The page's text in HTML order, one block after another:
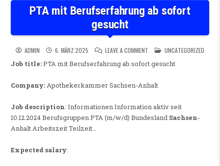
PTA mit Berufserfahrung ab sofort
gesucht
ADMIN 6. MÄRZ 2025 LEAVE A COMMENT ON PTA MITPOSTED IN
UNCATEGORIZED
Job title:PTA mit Berufserfahrung ab sofort gesucht
Company:Apothekerkammer Sachsen-Anhalt
Job description: Informationen Information aktiv seit
10.12.2024 Berufsgruppen PTA (m/w/d) Bundesland Sachsen-
Anhalt Arbeitszeit Teilzeit…
Expected salary: